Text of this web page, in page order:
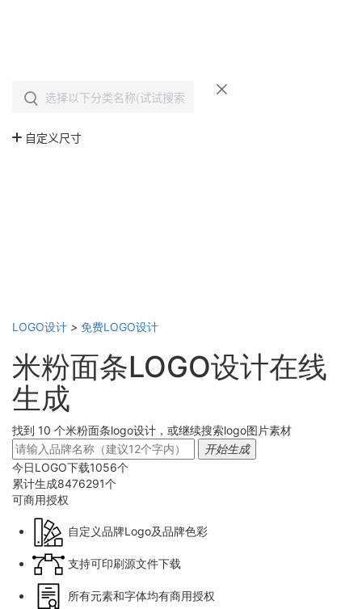
LOGO设计 > 免费LOGO设计
米粉面条LOGO设计在线
生成
找到 10 个米粉面条logo设计，或继续搜索logo图片素材
开始生成
今日LOGO下载1056个
累计生成8476291个
可商用授权
自定义品牌Logo及品牌色彩
支持可印刷源文件下载
所有元素和字体均有商用授权